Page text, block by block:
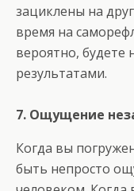
зациклены на
время на
вероятно,
результатами.
7. Ощущение
Когда вы
быть непросто